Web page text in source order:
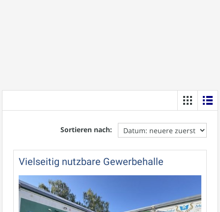
Sortieren nach:
Vielseitig nutzbare Gewerbehalle